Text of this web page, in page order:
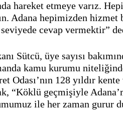
hareket etmeye varız.
Adana hepimizden
cevap vermektir”
Sütcü, üye sayısı
kamu kurumu
Odası’nın 128 yıldır
“Köklü geçmişiyle
ile her zaman gurur